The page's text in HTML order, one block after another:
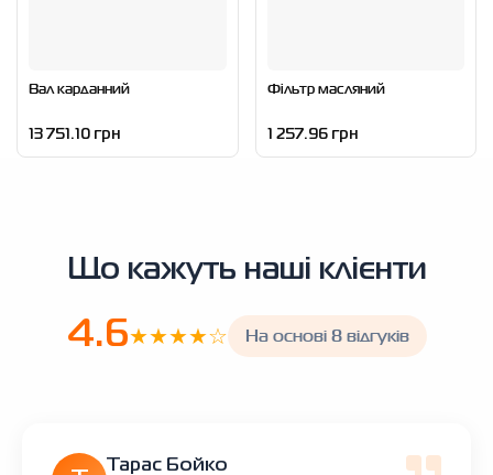
Вал карданний
13 751.10 грн
Фільтр масляний
1 257.96 грн
Що кажуть наші клієнти
4.6★★★★☆ На основі 8 відгуків
Тарас Бойко